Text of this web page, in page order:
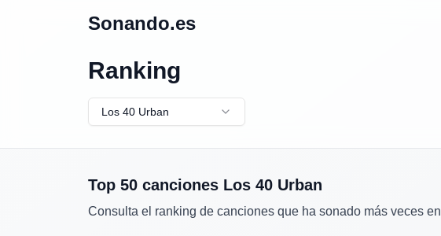
Sonando.es
Ranking
Los 40 Urban
Top 50 canciones Los 40 Urban
Consulta el ranking de canciones que ha sonado más veces en